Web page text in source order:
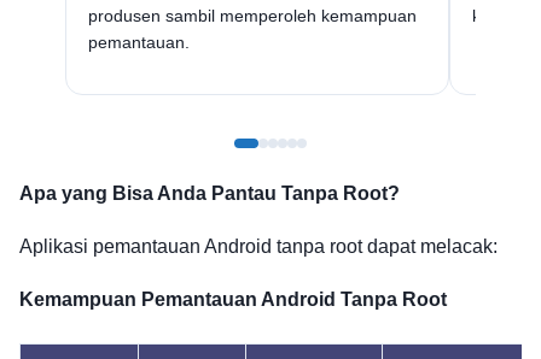
produsen sambil memperoleh kemampuan
pemantauan.
keahlian
Apa yang Bisa Anda Pantau Tanpa Root?
Aplikasi pemantauan Android tanpa root dapat melacak:
Kemampuan Pemantauan Android Tanpa Root